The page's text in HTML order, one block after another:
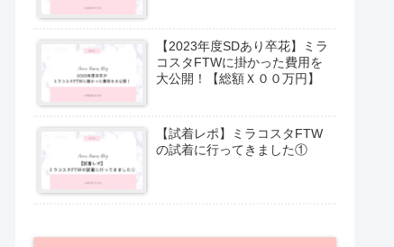
【2023年度SDあり卒花】ミラ
コスタFTWに掛かった費用を
大公開！【総額Ｘ００万円】
【試着レポ】ミラコスタFTW
の試着に行ってきました①